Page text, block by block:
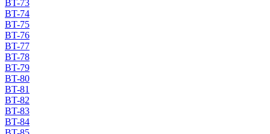
BT-73
BT-74
BT-75
BT-76
BT-77
BT-78
BT-79
BT-80
BT-81
BT-82
BT-83
BT-84